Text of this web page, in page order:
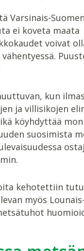
Varsinais-
ei koveta
voivat
kun
ja villisikojen
köyhdyttää
suosimista
kehotettiin
myös